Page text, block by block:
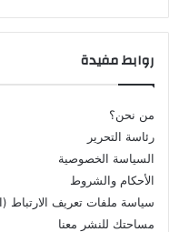
روابط مفيدة
من نحن؟
رئاسة التحرير
السياسة الخصوصية
الأحكام والشروط
سياسة ملفات تعريف الارتباط
مساحتك للنشر معنا